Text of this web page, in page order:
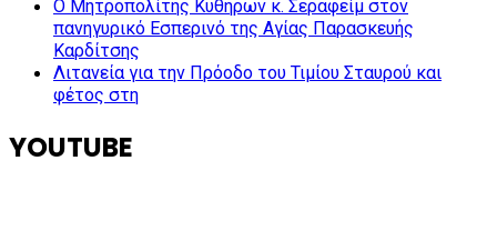
Ο Μητροπολίτης Κυθήρων κ. Σεραφείμ στον
πανηγυρικό Εσπερινό της Αγίας Παρασκευής
Καρδίτσης
Λιτανεία για την Πρόοδο του Τιμίου Σταυρού και
φέτος στη
YOUTUBE